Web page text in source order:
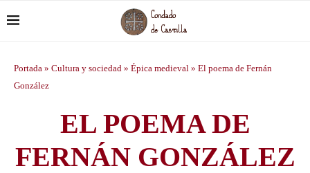
Portada » Cultura y sociedad » Épica medieval » El poema de Fernán
González
EL POEMA DE
FERNÁN GONZÁLEZ